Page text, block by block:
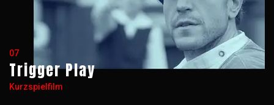
07
Trigger Play
Kurzspielfilm